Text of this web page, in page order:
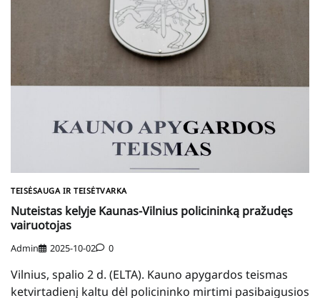
TEISĖSAUGA IR TEISĖTVARKA
Nuteistas kelyje Kaunas-Vilnius policininką pražudęs
vairuotojas
Admin 2025-10-02 0
Vilnius, spalio 2 d. (ELTA). Kauno apygardos teismas
ketvirtadienį kaltu dėl policininko mirtimi pasibaigusios